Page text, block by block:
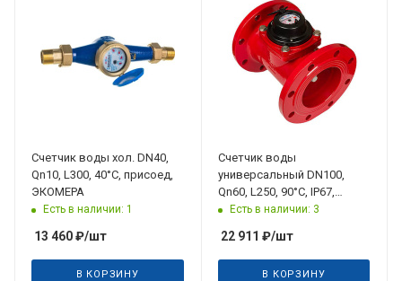
Счетчик воды хол. DN40,
Qn10, L300, 40°C, присоед,
ЭКОМЕРА
Есть в наличии: 1
13 460₽/шт
В КОРЗИНУ
Счетчик воды
универсальный DN100,
Qn60, L250, 90°C, IP67,
фланцы, ЭКОМЕРА
Есть в наличии: 3
22 911 ₽/шт
В КОРЗИНУ